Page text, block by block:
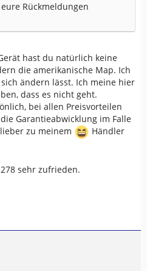
Rückmeldungen
hast du natürlich keine
die amerikanische Map. Ich
ändern lässt. Ich meine hier
dass es nicht geht.
bei allen Preisvorteilen
Garantieabwicklung im Falle
zu meinem
Händler
sehr zufrieden.